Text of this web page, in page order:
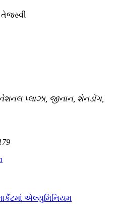
તેજસ્વી
પ્લાઝા, જીનાન, શેનડોંગ,